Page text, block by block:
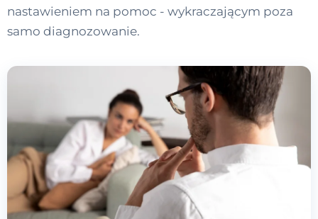
nastawieniem na pomoc - wykraczającym poza
samo diagnozowanie.